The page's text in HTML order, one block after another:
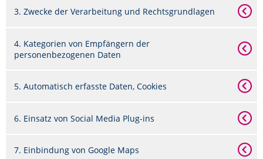
3. Zwecke der Verarbeitung und Rechtsgrundlagen
4. Kategorien von Empfängern der
personenbezogenen Daten
5. Automatisch erfasste Daten, Cookies
6. Einsatz von Social Media Plug-ins
7. Einbindung von Google Maps